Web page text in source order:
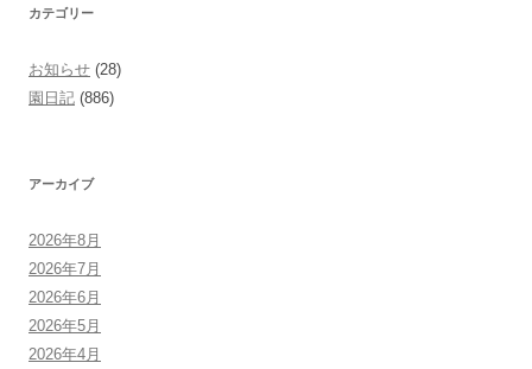
カテゴリー
お知らせ (28)
園日記 (886)
アーカイブ
2026年8月
2026年7月
2026年6月
2026年5月
2026年4月